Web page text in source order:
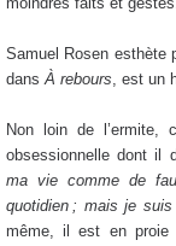
Samuel Rosen esthète
dansÀ rebours, est un
Non loin de l’ermite,
obsessionnelle dont il
ma vie comme de
quotidien ; mais je
même, il est en proie